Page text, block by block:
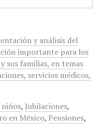
y análisis del
importante para los
sus familias, en temas
servicios médicos,
niños, Jubilaciones,
en México, Pensiones,